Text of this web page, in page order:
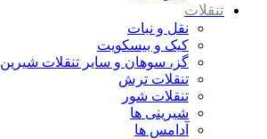
تنقلات
نقل و نبات
کیک و بیسکویت
گز، سوهان و سایر تنقلات شیرین
تنقلات ترش
تنقلات شور
شیرینی ها
آدامس ها